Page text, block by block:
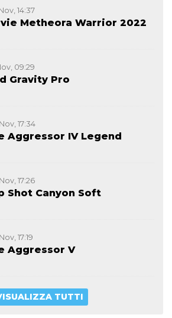
14:37
Metheora Warrior 2022
09:29
Gravity Pro
17:34
Aggressor IV Legend
17:26
Shot Canyon Soft
17:19
Aggressor V
TUTTI